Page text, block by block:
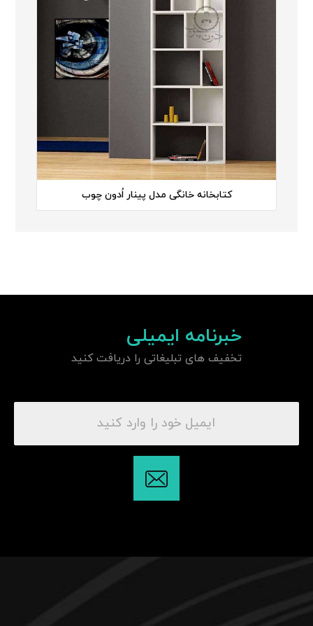
کتابخانه خانگی مدل پینار اُدون چوب
خبرنامه ایمیلی
تخفیف های تبلیغاتی را دریافت کنید